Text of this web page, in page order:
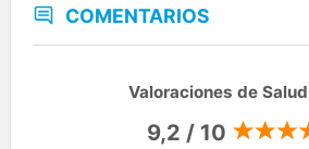
COMENTARIOS
Valoraciones de
9,2 / 10